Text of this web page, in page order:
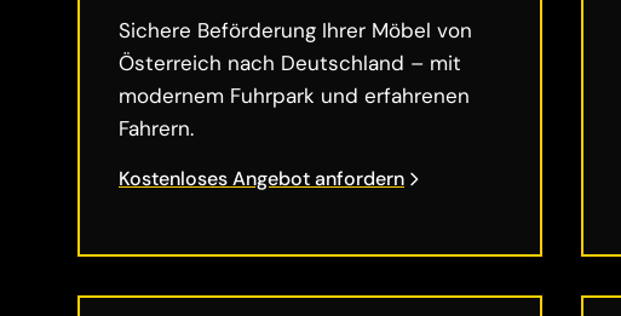
Sichere Beförderung Ihrer Möbel von
Österreich nach Deutschland – mit
modernem Fuhrpark und erfahrenen
Fahrern.
Kostenloses Angebot anfordern